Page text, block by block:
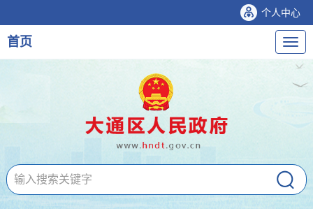
个人中心
导
航
首页